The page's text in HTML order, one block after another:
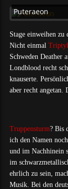
Puteraeon
Stage einweihen
Nicht einmal
Schweden Deather
Londblood recht
knauserte.
aber recht angetan.
Truppensturm? Bis
ich den Namen
und im Nachhinein
im
ehrlich zu sein,
Musik. Bei den